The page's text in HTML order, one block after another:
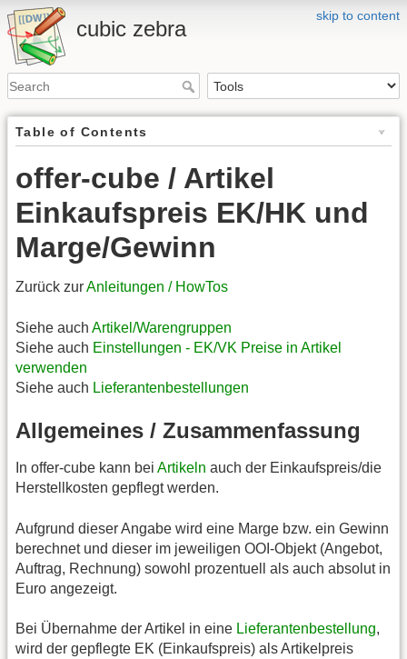
skip to content
cubic zebra
Table of Contents
offer-cube / Artikel
Einkaufspreis EK/HK und
Marge/Gewinn
Zurück zurAnleitungen / HowTos
Siehe auch Artikel/Warengruppen
Siehe auch Einstellungen - EK/VK Preise in Artikel
verwenden
Siehe auch Lieferantenbestellungen
Allgemeines / Zusammenfassung
In offer-cube kann bei Artikeln auch der Einkaufspreis/die
Herstellkosten gepflegt werden.
Aufgrund dieser Angabe wird eine Marge bzw. ein Gewinn
berechnet und dieser im jeweiligen OOI-Objekt (Angebot,
Auftrag, Rechnung) sowohl prozentuell als auch absolut in
Euro angezeigt.
Bei Übernahme der Artikel in eine Lieferantenbestellung,
wird der gepflegte EK (Einkaufspreis) als Artikelpreis